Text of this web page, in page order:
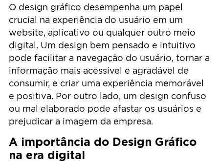
O design gráfico desempenha um papel
crucial na experiência do usuário em um
website, aplicativo ou qualquer outro meio
digital. Um design bem pensado e intuitivo
pode facilitar a navegação do usuário, tornar a
informação mais acessível e agradável de
consumir, e criar uma experiência memorável
e positiva. Por outro lado, um design confuso
ou mal elaborado pode afastar os usuários e
prejudicar a imagem da empresa.
A importância do Design Gráfico
na era digital